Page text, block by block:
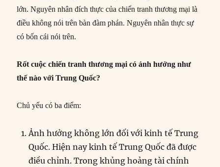
lớn. Nguyên nhân đích thực của chiến tranh thương mại là
điều không nói trên bàn đàm phán. Nguyên nhân thực sự
có bốn cái nói trên.
Rốt cuộc chiến tranh thương mại có ảnh hưởng như
thế nào với Trung Quốc?
Chủ yếu có ba điểm:
Ảnh hưởng không lớn đối với kinh tế Trung
Quốc. Hiện nay kinh tế Trung Quốc đã được
điều chỉnh. Trong khủng hoảng tài chính